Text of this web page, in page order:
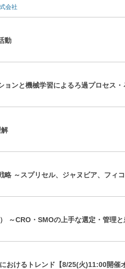
会社
動
ョンと機械学習によるろ過プロセス
略 ～スプリセル、ジャヌビア、フィ
～CRO・SMOの上手な選定・管理
おけるトレンド【8/25(火)11:00開催